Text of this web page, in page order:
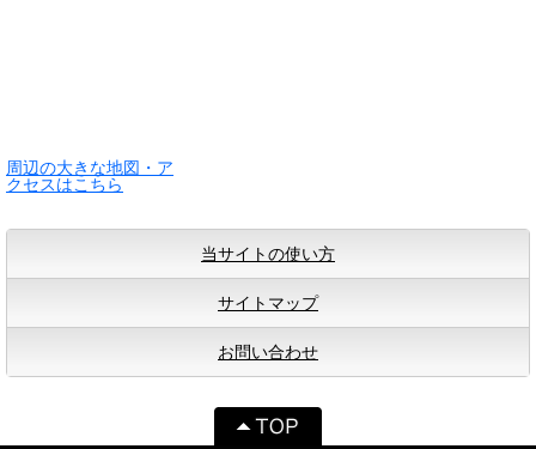
周辺の大きな地図・ア
クセスはこちら
当サイトの使い方
サイトマップ
お問い合わせ